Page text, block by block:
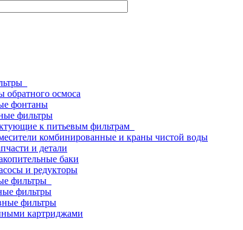
обратного осмоса
фонтаны
фильтры
к питьевым фильтрам
комбинированные и краны чистой воды
и детали
баки
и редукторы
фильтры
фильтры
фильтры
картриджами